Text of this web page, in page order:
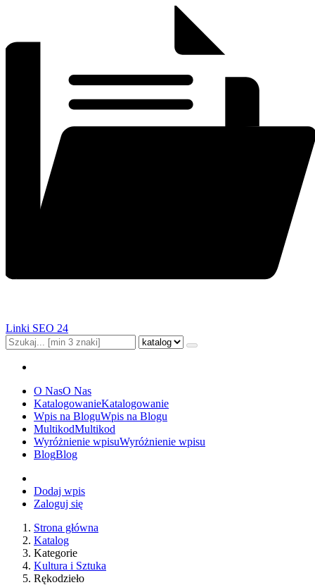
Linki SEO 24
O NasO Nas
KatalogowanieKatalogowanie
Wpis na BloguWpis na Blogu
MultikodMultikod
Wyróżnienie wpisuWyróżnienie wpisu
BlogBlog
Dodaj wpis
Zaloguj się
Strona główna
Katalog
Kategorie
Kultura i Sztuka
Rękodzieło